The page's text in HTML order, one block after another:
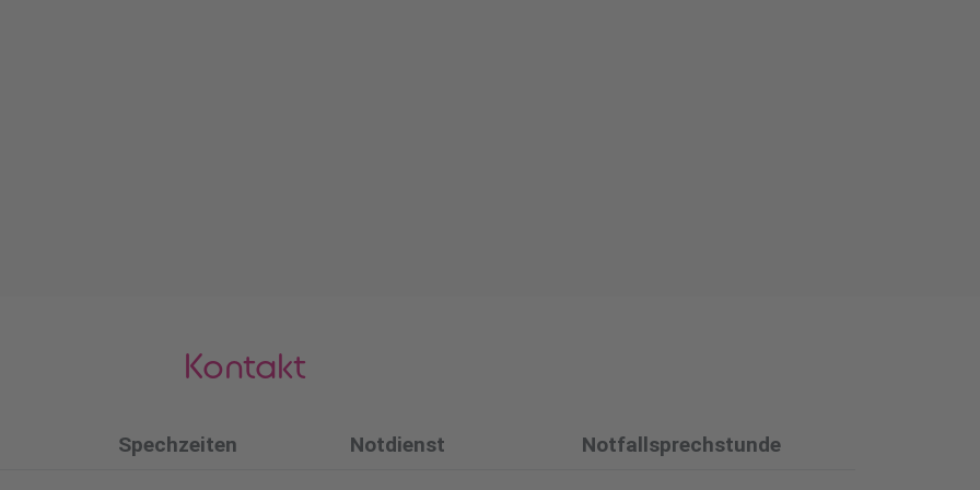
Kontakt
Spechzeiten Notdienst Notfallsprechstunde